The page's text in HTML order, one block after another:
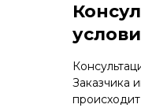
Заказчика